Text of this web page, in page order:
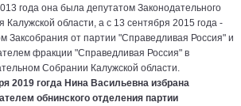
года она была депутатом Законодательного
Калужской области, а с 13 сентября 2015 года -
Заксобрания от партии "Справедливая Россия" и
фракции "Справедливая Россия" в
Собрании Калужской области.
2019 гогда Нина Васильевна избрана
обнинского отделения партии